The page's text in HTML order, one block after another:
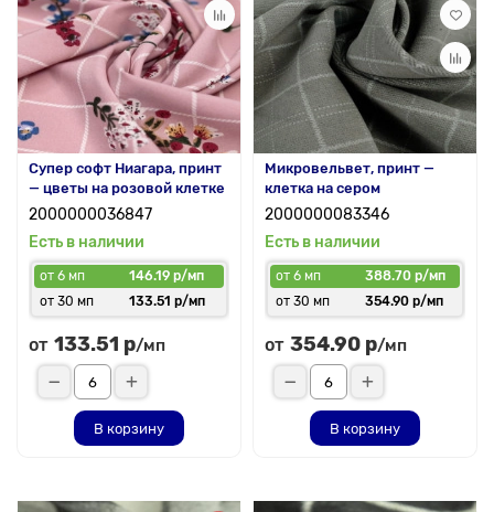
Супер софт Ниагара, принт
— цветы на розовой клетке
2000000036847
Есть в наличии
от 6 мп
146.19 р/мп
от 30 мп
133.51 р/мп
от 133.51 р/мп
В корзину
Микровельвет, принт —
клетка на сером
2000000083346
Есть в наличии
от 6 мп
388.70 р/мп
от 30 мп
354.90 р/мп
от 354.90 р/мп
В корзину